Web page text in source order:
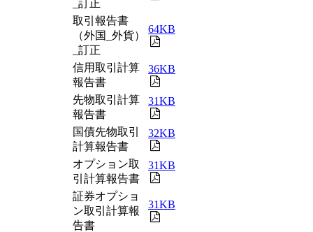
_訂正
取引報告書
（外国_外貨）
_訂正
64KB
信用取引計算
報告書
36KB
先物取引計算
報告書
31KB
国債先物取引
計算報告書
32KB
オプション取
引計算報告書
31KB
証券オプショ
ン取引計算報
告書
31KB